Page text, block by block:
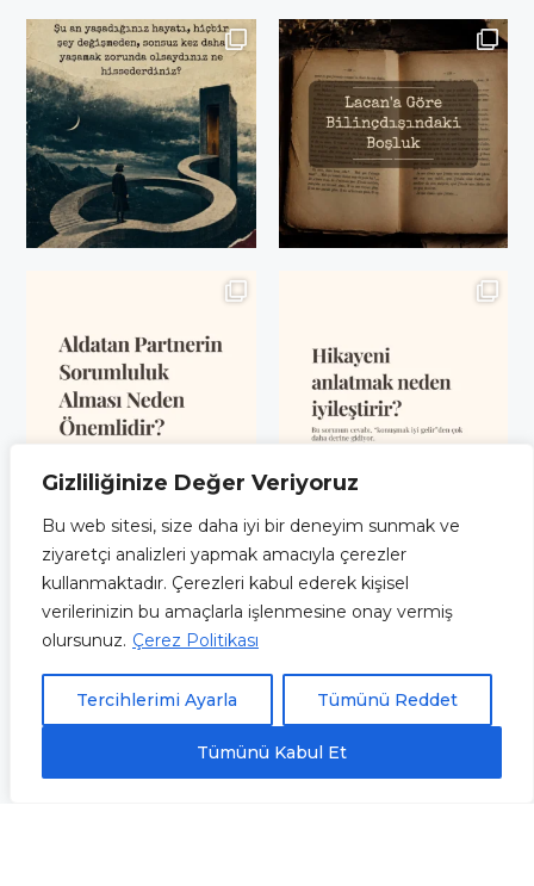
Gizliliğinize Değer Veriyoruz
Bu web sitesi, size daha iyi bir deneyim sunmak ve
ziyaretçi analizleri yapmak amacıyla çerezler
kullanmaktadır. Çerezleri kabul ederek kişisel
verilerinizin bu amaçlarla işlenmesine onay vermiş
olursunuz. Çerez Politikası
Tercihlerimi Ayarla Tümünü Reddet
Tümünü Kabul Et
Instagram'da takip et
KVKK Aydınlatma Metni
Çerez Politikası
0532 053 39 92WhatsApp üzerinden ulaşabilirsiniz